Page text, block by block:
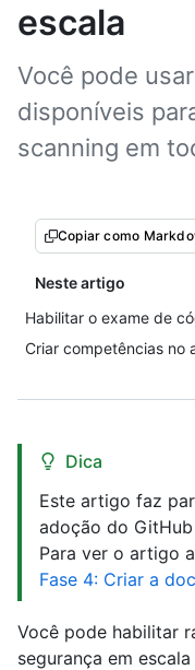
escala
Você pode
disponíveis
scanning em
Copiar como
Neste artigo
Habilitar o exame de
Criar competências no
Dica
Este artigo faz
adoção do
Para ver o artigo
Fase 4: Criar a
Você pode habilitar
segurança em